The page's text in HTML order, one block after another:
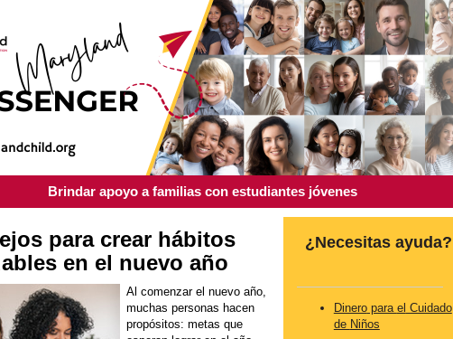
Brindar apoyo a familias con estudiantes jóvenes
para crear hábitos
en el nuevo año
Al comenzar el nuevo año,
muchas personas hacen
propósitos: metas que
¿Necesitas ayuda?
Dineropara el Cuidado
de Niños